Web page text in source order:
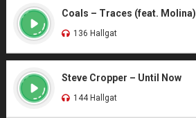
Coals – Traces (feat. Molina)
136 Hallgat
Steve Cropper – Until Now
144 Hallgat